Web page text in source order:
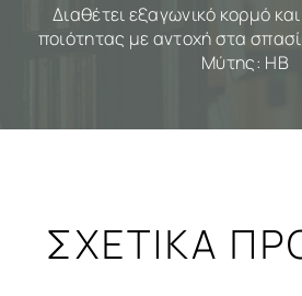
Διαθέτει εξαγωνικό κορμό
ποιότητας με αντοχή στα
Μύτης: HB
ΣΧΕΤΙΚΑ